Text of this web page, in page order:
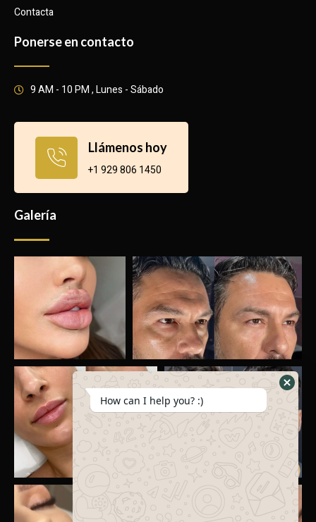
Contacta
Ponerse en contacto
9 AM - 10 PM , Lunes - Sábado
Llámenos hoy
+1 929 806 1450
Galería
How can I help you? :)